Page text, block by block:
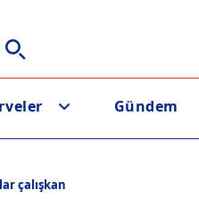
Gündem
çalışkan